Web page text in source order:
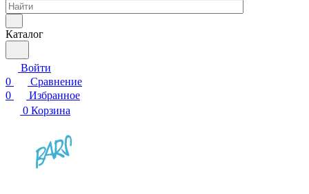
Каталог
Войти
0
Сравнение
0
Избранное
0 Корзина